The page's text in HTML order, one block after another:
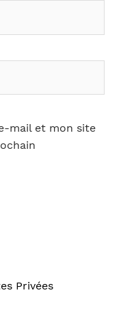
mail et mon site
Privées